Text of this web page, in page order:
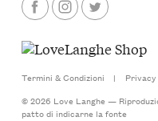
Termini & Condizioni |
Privacy
© 2026 Love Langhe —
patto di indicarne la fonte